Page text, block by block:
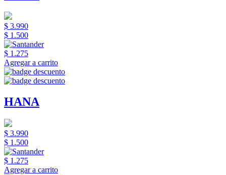
$ 3.990
$ 1.500
$ 1.275
Agregar a carrito
HANA
$ 3.990
$ 1.500
$ 1.275
Agregar a carrito